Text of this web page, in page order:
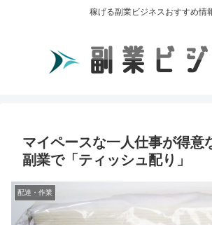
稼げる副業ビジネスおすすめ情
マイペースな一人仕事が得意
副業で「ティッシュ配り」
配達・作業